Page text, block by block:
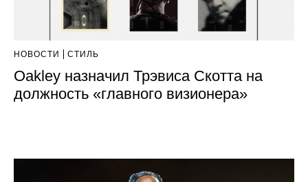
НОВОСТИ СТИЛЬ
Oakley назначил Трэвиса Скотта на
должность «главного визионера»